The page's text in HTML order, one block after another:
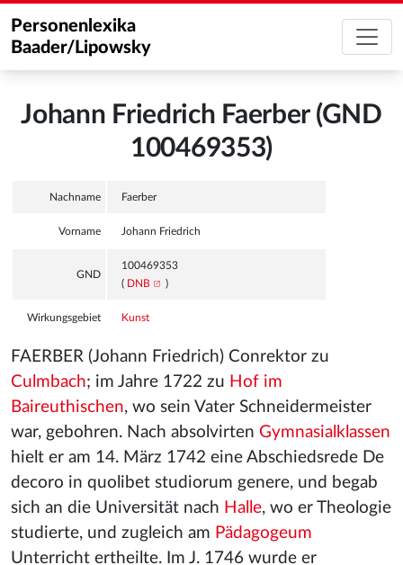
Personenlexika
Baader/Lipowsky
Johann Friedrich Faerber (GND
100469353)
Nachname Faerber
Vorname Johann Friedrich
GND
100469353
( DNB )
Wirkungsgebiet Kunst
FAERBER (Johann Friedrich) Conrektor zu
Culmbach; im Jahre 1722 zu Hof im
Baireuthischen, wo sein Vater Schneidermeister
war, gebohren. Nach absolvirten Gymnasialklassen
hielt er am 14. März 1742 eine Abschiedsrede De
decoro in quolibet studiorum genere, und begab
sich an die Universität nach Halle, wo er Theologie
studierte, und zugleich am Pädagogeum
Unterricht ertheilte. Im J. 1746 wurde er